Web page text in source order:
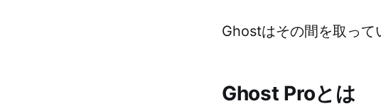
Ghostはその間を取って
Ghost Proとは